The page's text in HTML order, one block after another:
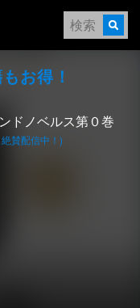
お得！
ドノベルス第０巻
賛配信中！)